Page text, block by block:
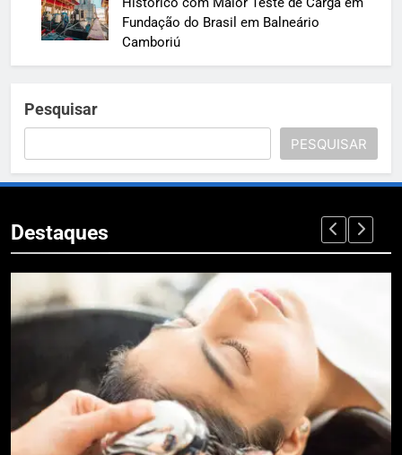
Fundação do Brasil em Balneário
Camboriú
Pesquisar
PESQUISAR
Destaques